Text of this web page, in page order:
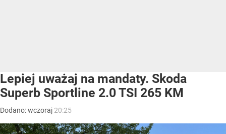
Lepiej uważaj na mandaty. Skoda
Superb Sportline 2.0 TSI 265 KM
Dodano:wczoraj 20:25